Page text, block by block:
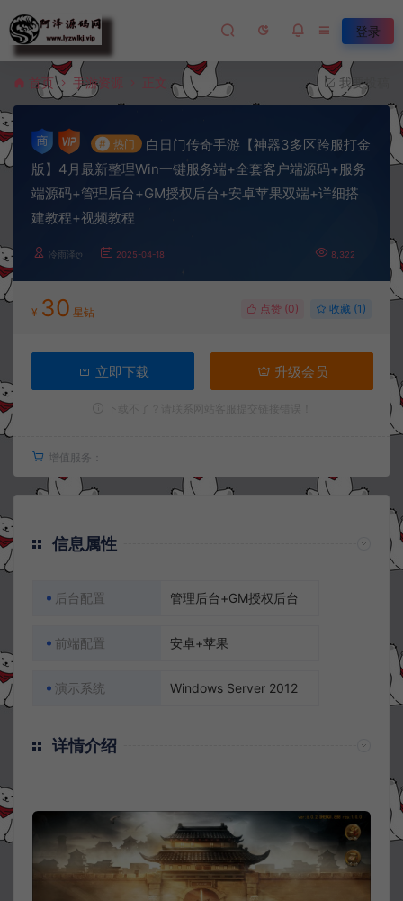
登录
首页 手游资源 正文 我要投稿
# 热门
白日门传奇手游【神器3多区跨服打金
版】4月最新整理Win一键服务端+全套客户端源码+服务
端源码+管理后台+GM授权后台+安卓苹果双端+详细搭
建教程+视频教程
冷雨泽ღ 2025-04-18 8,322
¥ 30 星钻 点赞 (0) 收藏 (1)
立即下载 升级会员
增值服务：
信息属性
后台配置 管理后台+GM授权后台
前端配置 安卓+苹果
演示系统 Windows Server 2012
详情介绍